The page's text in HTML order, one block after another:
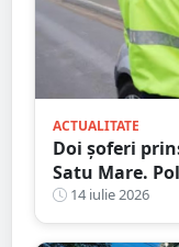
ACTUALITATE
Doi șoferi
Satu Mare.
amenzi într-o
14 iulie 2026